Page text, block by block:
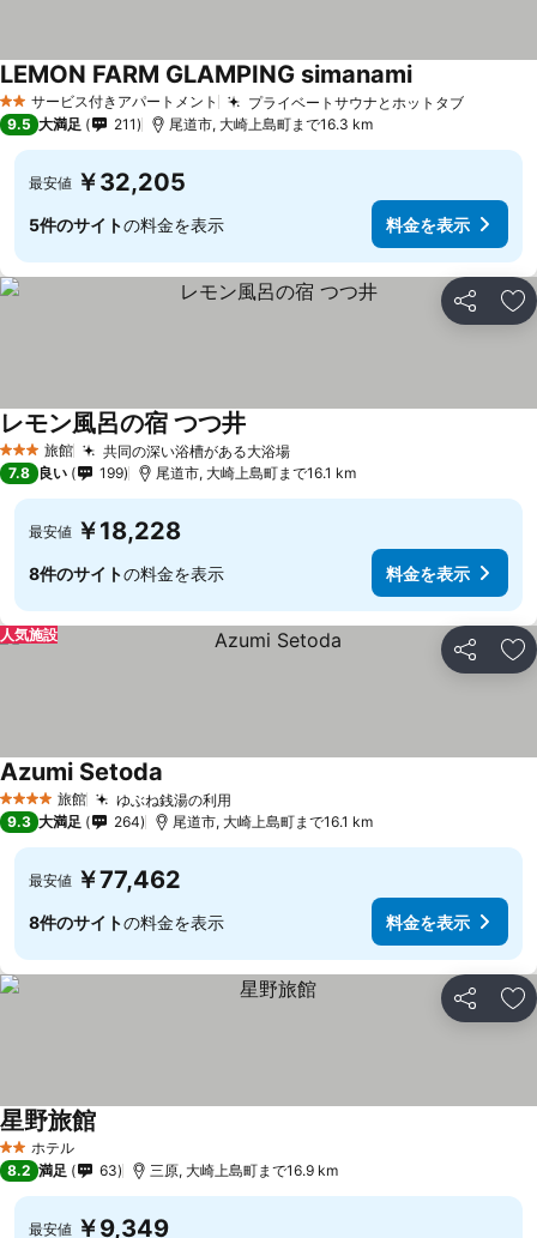
2 ホテルのランク
サービス付きアパートメント プライベートサウナとホットタブ料金を
LEMON FARM GLAMPING simanami料金を表示
9.5 大満足 211 尾道市, 大崎上島町まで16.3 km
最安値 ￥32,205
5件のサイトの料金を表示 料金を表示
シェア お
3 ホテルのランク
旅館 共同の深い浴槽がある大浴場料金を表示
レモン風呂の宿 つつ井
7.8 良い 199 尾道市, 大崎上島町まで16.1 km
最安値 ￥18,228
8件のサイトの料金を表示 料金を表示
シェア お
人気施設
4 ホテルのランク
旅館 ゆぶね銭湯の利用
Azumi Setoda
9.3 大満足 264 尾道市, 大崎上島町まで16.1 km
最安値 ￥77,462
8件のサイトの料金を表示 料金を表示
シェア お
2 ホテルのランク
ホテル
星野旅館
8.2 満足 63 三原, 大崎上島町まで16.9 km
最安値 ￥9,349